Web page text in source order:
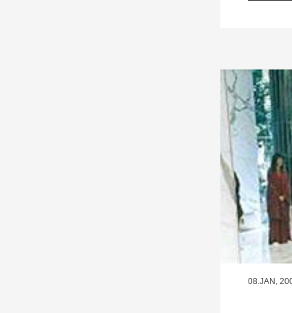
08.JAN,